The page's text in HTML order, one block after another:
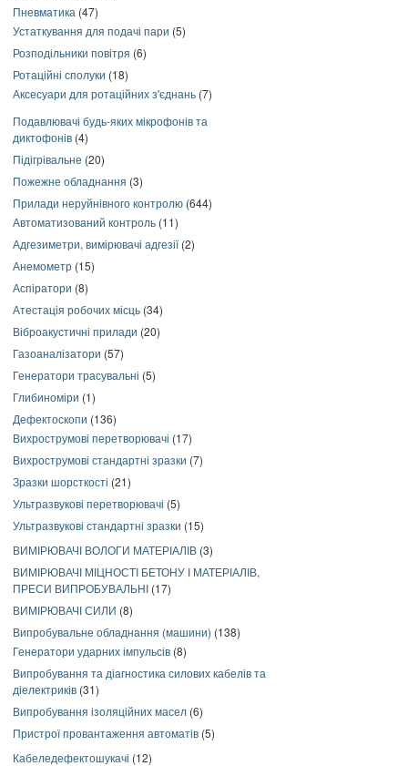
Пневматика (47)
Устаткування для подачі пари (5)
Розподільники повітря (6)
Ротаційні сполуки (18)
Аксесуари для ротаційних з'єднань (7)
Подавлювачі будь-яких мікрофонів та
диктофонів (4)
Підігрівальне (20)
Пожежне обладнання (3)
Прилади неруйнівного контролю (644)
Автоматизований контроль (11)
Адгезиметри, вимірювачі адгезії(2)
Анемометр (15)
Аспіратори (8)
Атестація робочих місць (34)
Віброакустичні прилади (20)
Газоаналізатори (57)
Генератори трасувальні (5)
Глибиноміри (1)
Дефектоскопи (136)
Вихрострумові перетворювачі (17)
Вихрострумові стандартні зразки (7)
Зразки шорсткості (21)
Ультразвукові перетворювачі (5)
Ультразвукові стандартні зразки (15)
ВИМІРЮВАЧІ ВОЛОГИ МАТЕРІАЛІВ (3)
ВИМІРЮВАЧІ МІЦНОСТІ БЕТОНУ І МАТЕРІАЛІВ,
ПРЕСИ ВИПРОБУВАЛЬНІ (17)
ВИМІРЮВАЧІ СИЛИ (8)
Випробувальне обладнання (машини) (138)
Генератори ударних імпульсів (8)
Випробування та діагностика силових кабелів та
діелектриків (31)
Випробування ізоляційних масел (6)
Пристрої провантаження автоматів (5)
Кабеледефектошукачі (12)